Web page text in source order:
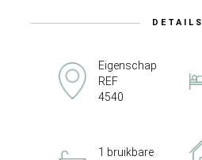
DETAILS
Eigenschap
REF
4540
1 bruikbare